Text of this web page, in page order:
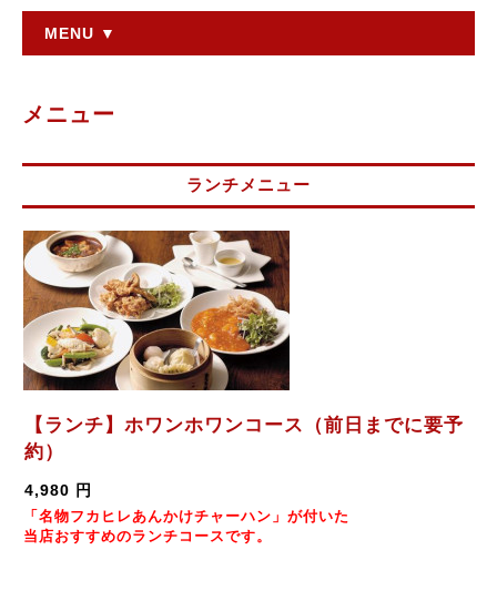
MENU ▼
メニュー
ランチメニュー
【ランチ】ホワンホワンコース（前日までに要予
約）
4,980 円
「名物フカヒレあんかけチャーハン」が付いた
当店おすすめのランチコースです。